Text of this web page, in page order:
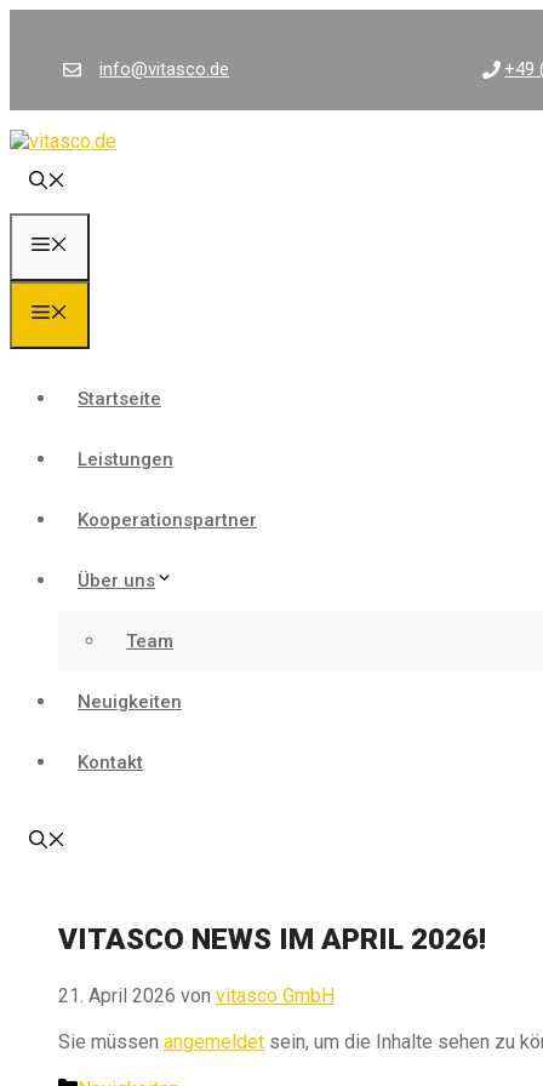
springen
info@vitasco.de +49
Startseite
Leistungen
Kooperationspartner
Über uns
Team
Neuigkeiten
Kontakt
VITASCO NEWS IM APRIL 2026!
21. April 2026 von vitasco GmbH
Sie müssen angemeldet sein, um die Inhalte sehen zu